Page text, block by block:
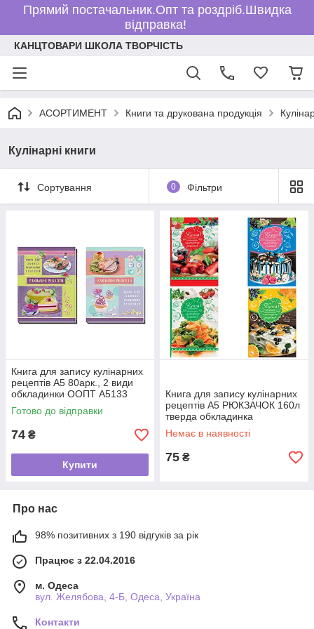
Прямий постачальник.Опт та роздріб.Швидка
відправка!
КАНЦТОВАРИ ШКОЛА ТВОРЧІСТЬ
АСОРТИМЕНТ Книги та друкована продукція
Кулінарні книги
Сортування 0 Фільтри
Книга для запису кулінарних
рецептів А5 80арк., 2 види
обкладинки ООПТ A5133
Готово до відправки
74 ₴
Купити
Книга для запису кулінарних
рецептів А5 РЮКЗАЧОК 160л
тверда обкладинка
Немає в наявності
75 ₴
Про нас
98% позитивних з 190 відгуків за рік
Працює з 22.04.2016
м. Одеса
вул. Желябова, 4-Б, Одеса, Україна
Контакти